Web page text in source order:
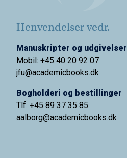
Henvendelser vedr.
Manuskripter og udgivelser
Mobil: +45 40 20 92 07
jfu@academicbooks.dk
Bogholderi og bestillinger
Tlf. +45 89 37 35 85
aalborg@academicbooks.dk